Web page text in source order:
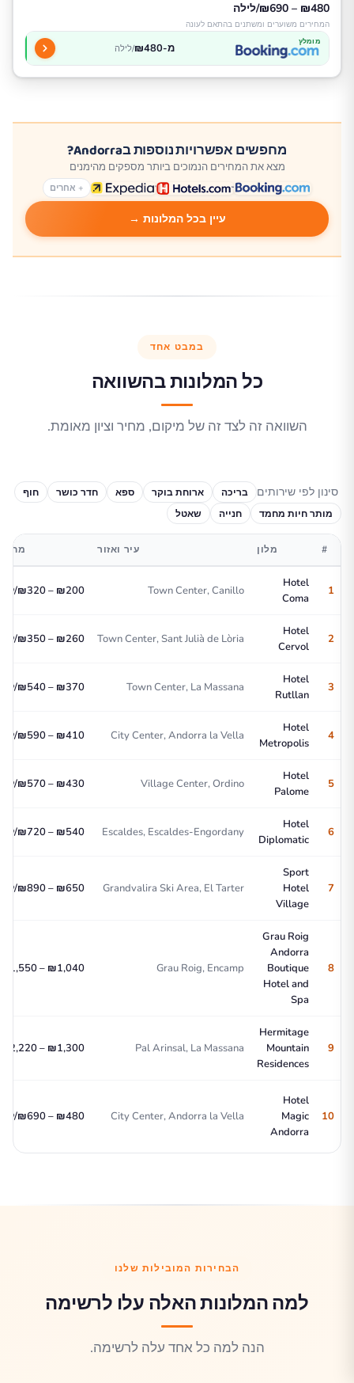
₪480 – ₪690/לילה
המחירים משוערים ומשתנים בהתאם לעונה
מומלץ מ-₪480 /לילה
מחפשים אפשרויות נוספות בAndorra?
מצא את המחירים הנמוכים ביותר מספקים מהימנים
+ אחרים
עיין בכל המלונות →
במבט אחד
כל המלונות בהשוואה
השוואה זה לצד זה של מיקום, מחיר וציון מאומת.
סינון לפי שירותים בריכה ארוחת בוקר ספא חדר כושר
חוף
מותר חיות מחמד
חנייה שאטל
# מלון עיר ואזור
1
Hotel
Coma
Town Center, Canillo ₪200 – ₪320/לילה
2
Hotel
Cervol
Town Center, Sant Julià de Lòria ₪260 – ₪350/לילה
3
Hotel
Rutllan
Town Center, La Massana ₪370 – ₪540/לילה
4
Hotel
Metropolis
City Center, Andorra la Vella ₪410 – ₪590/לילה
5
Hotel
Palome
Village Center, Ordino ₪430 – ₪570/לילה
6
Hotel
Diplomatic
Escaldes, Escaldes-Engordany ₪540 – ₪720/לילה
7
Sport
Hotel
Village
Grandvalira Ski Area, El Tarter ₪650 – ₪890/לילה
8
Grau Roig
Andorra
Boutique
Hotel and
Spa
Grau Roig, Encamp ₪1,040 – ₪1,550/לילה
9
Hermitage
Mountain
Residences
Pal Arinsal, La Massana ₪1,300 – ₪2,220/לילה
10
Hotel
Magic
Andorra
City Center, Andorra la Vella ₪480 – ₪690/לילה
הבחירות המובילות שלנו
למה המלונות האלה עלו לרשימה
הנה למה כל אחד עלה לרשימה.